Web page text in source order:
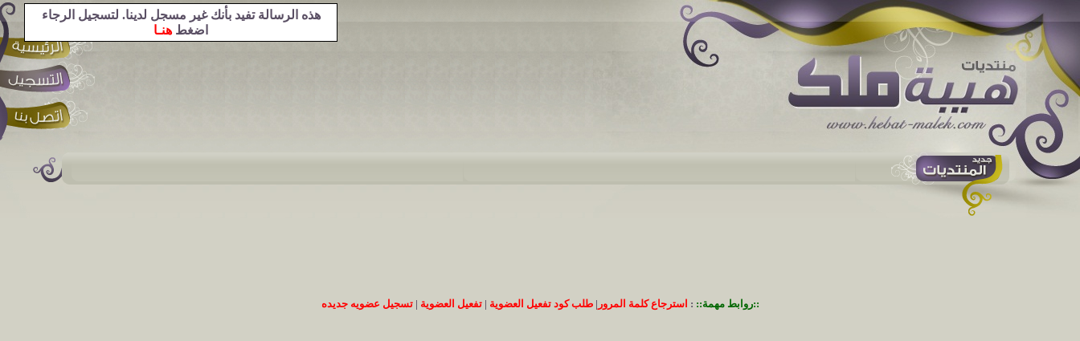
::روابط مهمة:: : استرجاع كلمة المرور |طلب كود تفعيل العضوية |تفعيل العضوية |تسجيل عضويه جديده
هذه الرسالة تفيد بأنك غير مسجل لدينا. لتسجيل الرجاء
اضغط هنـا